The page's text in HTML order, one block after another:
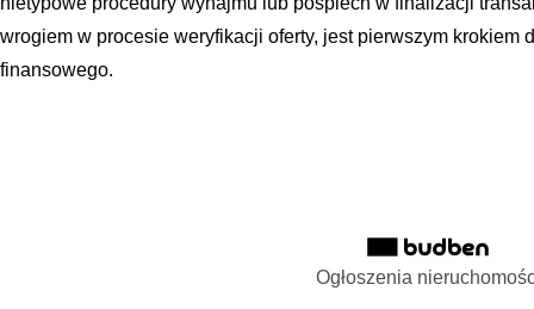
wrogiem w procesie weryfikacji oferty, jest pierwszym krokiem
finansowego.
Ogłoszenia